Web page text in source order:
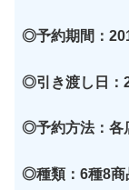
◎予約期間：
◎引き渡し日：
◎予約方法：各
◎種類：6種8商